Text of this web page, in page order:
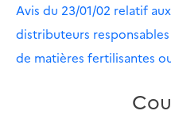
Avis du 23/01/02 relatif
distributeurs
de matières fertilisantes